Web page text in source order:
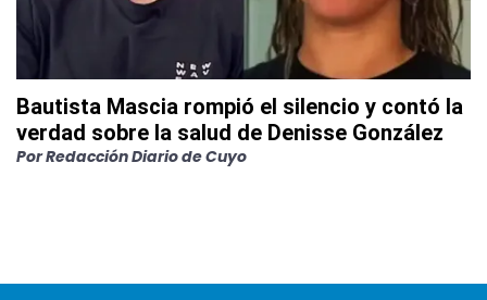
Bautista Mascia rompió el silencio y contó la
verdad sobre la salud de Denisse González
PorRedacción Diario de Cuyo